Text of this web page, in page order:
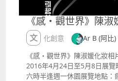
心中的經典名曲,都會有和自
己的好歌。希望自己的音樂,
的三首歌 1.光明的道路 Na
住民排灣族語
愛
在這土地上
的表演 台東自家附近的海邊
《感・觀世界》陳
文化創意
Ar B (阿比
《感・觀世界》陳淑媛化妝相
2016年4月24日至5月8日展
六時半逢週一休園展覽地點：